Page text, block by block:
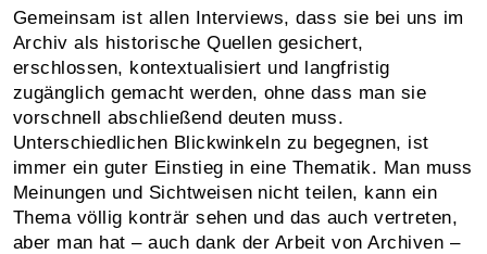
Gemeinsam ist allen Interviews, dass sie bei uns im
Archiv als historische Quellen gesichert,
erschlossen, kontextualisiert und langfristig
zugänglich gemacht werden, ohne dass man sie
vorschnell abschließend deuten muss.
Unterschiedlichen Blickwinkeln zu begegnen, ist
immer ein guter Einstieg in eine Thematik. Man muss
Meinungen und Sichtweisen nicht teilen, kann ein
Thema völlig konträr sehen und das auch vertreten,
aber man hat – auch dank der Arbeit von Archiven –